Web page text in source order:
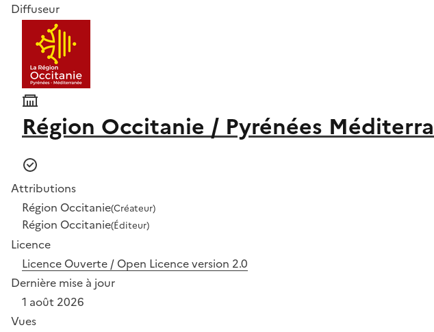
Diffuseur
Région Occitanie / Pyrénées
Attributions
Région Occitanie(Créateur)
Région Occitanie(Éditeur)
Licence
Licence Ouverte / Open Licence version 2.0
Dernière mise à jour
1 août 2026
Vues